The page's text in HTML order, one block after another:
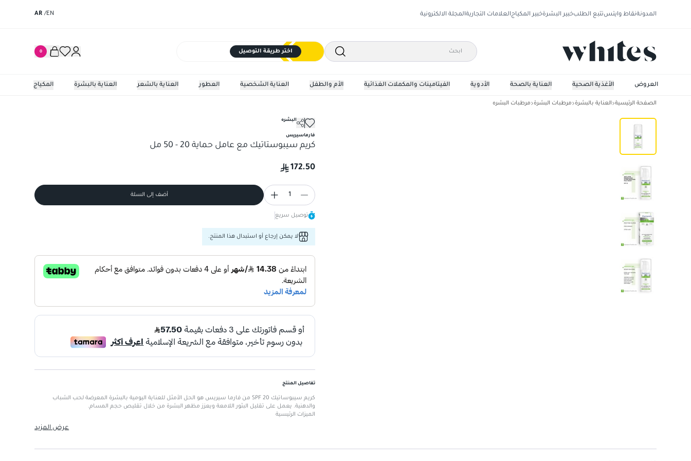
المدونةنقاط وايتستتبع الطلبخبير البشرةخبير المكياجالعلامات التجاريةالمجلة الالكترونية EN
/
AR
اختر طريقة التوصيل 0
المكياج العناية بالبشرة العناية بالشعر العطور العناية الشخصية الأم والطفل الفيتامينات والمكملات الغذائية الأدوية العناية بالصحة الأغذية الصحية العروض
الصفحة الرئيسية العناية بالبشرة مرطبات البشرة مرطبات البشره
كريم سيبوستاتيك مع عامل حماية 20 - 50 مل
مرطبات البشره
فارماسيريس
كريم سيبوستاتيك مع عامل حماية 20 - 50 مل
172.50
1 أضف إلى السلة
توصيل سريع
لا يمكن إرجاع أو استبدال هذا المنتج.
تفاصيل المنتج
كريم سيبوساتيك SPF 20 من فارما سيريس هو الحل الأمثل للعناية اليومية بالبشرة المعرضة لحب الشباب
والدهنية. يعمل على تقليل البثور اللامعة ويعزز مظهر البشرة من خلال تقليص حجم المسام.
الميزات الرئيسية
تأثير تقشير لطيف:يحتوي على حمض الطرطريك وحمض الستريك لتقشير البشرة بلطف.
عرض المزيد